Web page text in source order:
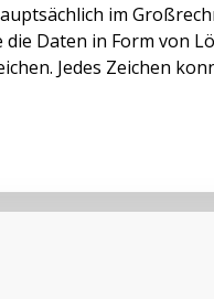
im
Daten in Form von
Jedes Zeichen